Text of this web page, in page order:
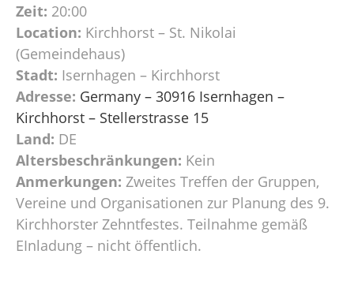
Zeit: 20:00
Location: Kirchhorst – St. Nikolai
(Gemeindehaus)
Stadt: Isernhagen – Kirchhorst
Adresse: Germany – 30916 Isernhagen –
Kirchhorst – Stellerstrasse 15
Land: DE
Altersbeschränkungen: Kein
Anmerkungen: Zweites Treffen der Gruppen,
Vereine und Organisationen zur Planung des 9.
Kirchhorster Zehntfestes. Teilnahme gemäß
EInladung – nicht öffentlich.